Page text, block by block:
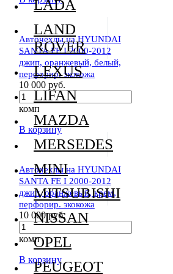
Авточехлы на HYUNDAI
SANTA FE I 2000-2012
джип, оранжевый, белый,
перфорир. экокожа
10 000 руб.
комп
В корзину
Авточехлы на HYUNDAI
SANTA FE I 2000-2012
джип, оранжевый, крем,
перфорир. экокожа
10 000 руб.
комп
В корзину
LADA
LAND
ROVER
LEXUS
LIFAN
MAZDA
MERSEDES
MINI
MITSUBISHI
NISSAN
OPEL
PEUGEOT